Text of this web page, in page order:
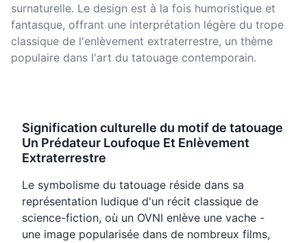
surnaturelle. Le design est à la fois humoristique et
fantasque, offrant une interprétation légère du trope
classique de l'enlèvement extraterrestre, un thème
populaire dans l'art du tatouage contemporain.
Signification culturelle du motif de tatouage
Un Prédateur Loufoque Et Enlèvement
Extraterrestre
Le symbolisme du tatouage réside dans sa
représentation ludique d'un récit classique de
science-fiction, où un OVNI enlève une vache -
une image popularisée dans de nombreux films,